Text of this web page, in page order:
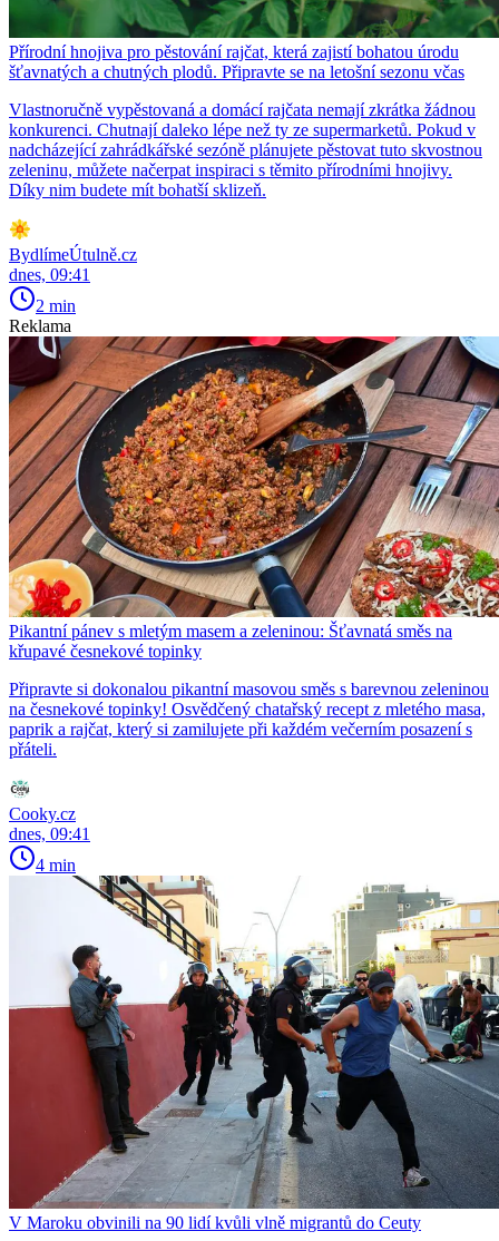
Přírodní hnojiva pro pěstování rajčat, která zajistí bohatou úrodu
šťavnatých a chutných plodů. Připravte se na letošní sezonu včas
Vlastnoručně vypěstovaná a domácí rajčata nemají zkrátka žádnou
konkurenci. Chutnají daleko lépe než ty ze supermarketů. Pokud v
nadcházející zahrádkářské sezóně plánujete pěstovat tuto skvostnou
zeleninu, můžete načerpat inspiraci s těmito přírodními hnojivy.
Díky nim budete mít bohatší sklizeň.
BydlímeÚtulně.cz
dnes, 09:41
2 min
Reklama
Pikantní pánev s mletým masem a zeleninou: Šťavnatá směs na
křupavé česnekové topinky
Připravte si dokonalou pikantní masovou směs s barevnou zeleninou
na česnekové topinky! Osvědčený chatařský recept z mletého masa,
paprik a rajčat, který si zamilujete při každém večerním posazení s
přáteli.
Cooky.cz
dnes, 09:41
4 min
V Maroku obvinili na 90 lidí kvůli vlně migrantů do Ceuty